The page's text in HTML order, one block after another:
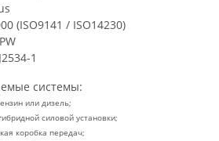
(ISO9141 / ISO14230)
1
системы:
или дизель;
силовой установки;
коробка передач;